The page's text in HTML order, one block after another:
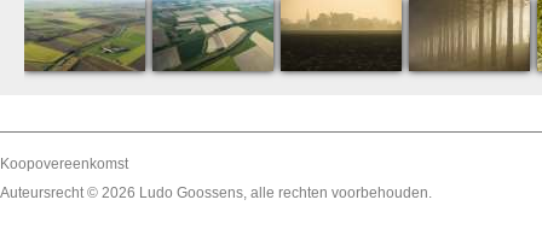
Koopovereenkomst
Auteursrecht © 2026 Ludo Goossens, alle rechten voorbehouden.